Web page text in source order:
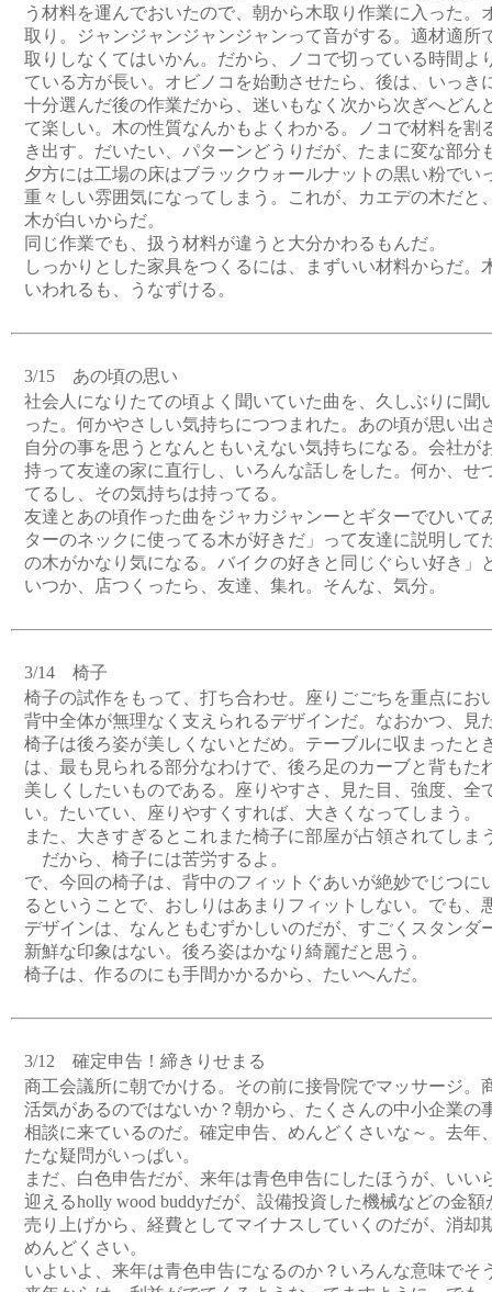
う材料を運んでおいたので、朝から木取り作業に入った。
取り。ジャンジャンジャンジャンって音がする。適材適所
取りしなくてはいかん。だから、ノコで切っている時間よ
ている方が長い。オビノコを始動させたら、後は、いっき
十分選んだ後の作業だから、迷いもなく次から次ぎへどん
て楽しい。木の性質なんかもよくわかる。ノコで材料を割
き出す。だいたい、パターンどうりだが、たまに変な部分
夕方には工場の床はブラックウォールナットの黒い粉でい
重々しい雰囲気になってしまう。これが、カエデの木だと
木が白いからだ。
同じ作業でも、扱う材料が違うと大分かわるもんだ。
しっかりとした家具をつくるには、まずいい材料からだ。
いわれるも、うなずける。
3/15 あの頃の思い
社会人になりたての頃よく聞いていた曲を、久しぶりに聞
った。何かやさしい気持ちにつつまれた。あの頃が思い出
自分の事を思うとなんともいえない気持ちになる。会社が
持って友達の家に直行し、いろんな話しをした。何か、せ
てるし、その気持ちは持ってる。
友達とあの頃作った曲をジャカジャンーとギターでひいて
ターのネックに使ってる木が好きだ」って友達に説明して
の木がかなり気になる。バイクの好きと同じぐらい好き」
いつか、店つくったら、友達、集れ。そんな、気分。
3/14 椅子
椅子の試作をもって、打ち合わせ。座りごごちを重点にお
背中全体が無理なく支えられるデザインだ。なおかつ、見
椅子は後ろ姿が美しくないとだめ。テーブルに収まったと
は、最も見られる部分なわけで、後ろ足のカーブと背もた
美しくしたいものである。座りやすさ、見た目、強度、全
い。たいてい、座りやすくすれば、大きくなってしまう。
また、大きすぎるとこれまた椅子に部屋が占領されてしま
だから、椅子には苦労するよ。
で、今回の椅子は、背中のフィットぐあいが絶妙でじつに
るということで、おしりはあまりフィットしない。でも、
デザインは、なんともむずかしいのだが、すごくスタンダ
新鮮な印象はない。後ろ姿はかなり綺麗だと思う。
椅子は、作るのにも手間かかるから、たいへんだ。
3/12 確定申告！締きりせまる
商工会議所に朝でかける。その前に接骨院でマッサージ。
活気があるのではないか？朝から、たくさんの中小企業の
相談に来ているのだ。確定申告、めんどくさいな～。去年
たな疑問がいっぱい。
まだ、白色申告だが、来年は青色申告にしたほうが、いい
迎えるholly wood buddyだが、設備投資した機械などの金
売り上げから、経費としてマイナスしていくのだが、消却
めんどくさい。
いよいよ、来年は青色申告になるのか？いろんな意味でそ